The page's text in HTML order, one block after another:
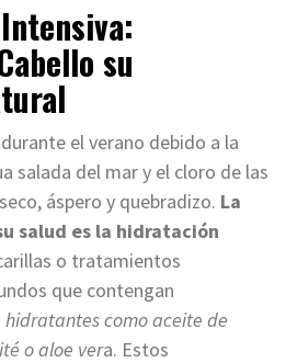
su
el verano debido a la
salada del mar y el cloro de las
áspero y quebradizo. La
salud es la hidratación
o tratamientos
que contengan
como aceite de
o aloe vera. Estos